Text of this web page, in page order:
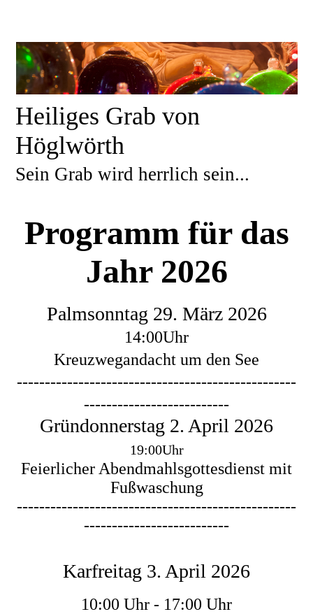
Heiliges Grab von
Höglwörth
Sein Grab wird herrlich sein...
Programm für das
Jahr 2026
Palmsonntag 29. März 2026
14:00Uhr
Kreuzwegandacht um den See
--------------------------------------------------
--------------------------
Gründonnerstag 2. April 2026
19:00Uhr
Feierlicher Abendmahlsgottesdienst mit
Fußwaschung
--------------------------------------------------
--------------------------
Karfreitag 3. April 2026
10:00 Uhr - 17:00 Uhr